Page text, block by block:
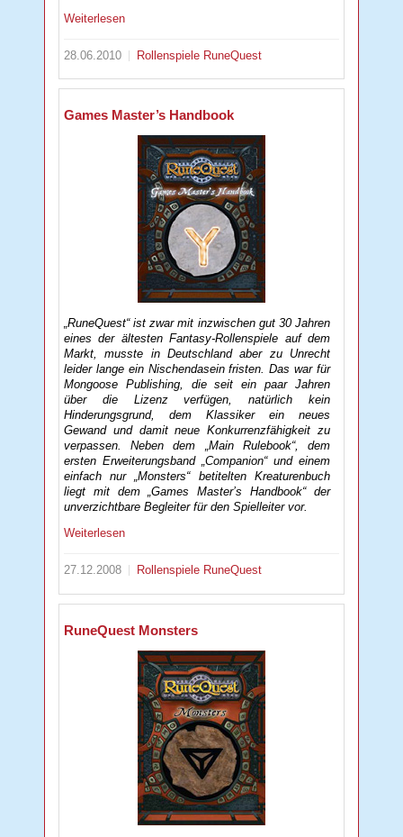
Weiterlesen
28.06.2010 Rollenspiele RuneQuest
Games Master’s Handbook
„RuneQuest“ ist zwar mit inzwischen gut 30 Jahren
eines der ältesten Fantasy-Rollenspiele auf dem
Markt, musste in Deutschland aber zu Unrecht
leider lange ein Nischendasein fristen. Das war für
Mongoose Publishing, die seit ein paar Jahren
über die Lizenz verfügen, natürlich kein
Hinderungsgrund, dem Klassiker ein neues
Gewand und damit neue Konkurrenzfähigkeit zu
verpassen. Neben dem „Main Rulebook“, dem
ersten Erweiterungsband „Companion“ und einem
einfach nur „Monsters“ betitelten Kreaturenbuch
liegt mit dem „Games Master’s Handbook“ der
unverzichtbare Begleiter für den Spielleiter vor.
Weiterlesen
27.12.2008 Rollenspiele RuneQuest
RuneQuest Monsters